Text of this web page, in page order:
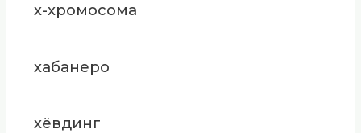
х-хромосома
хабанеро
хёвдинг